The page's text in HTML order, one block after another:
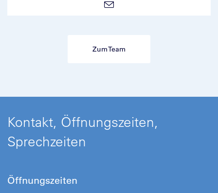
Zum Team
Kontakt, Öffnungszeiten,
Sprechzeiten
Öffnungszeiten